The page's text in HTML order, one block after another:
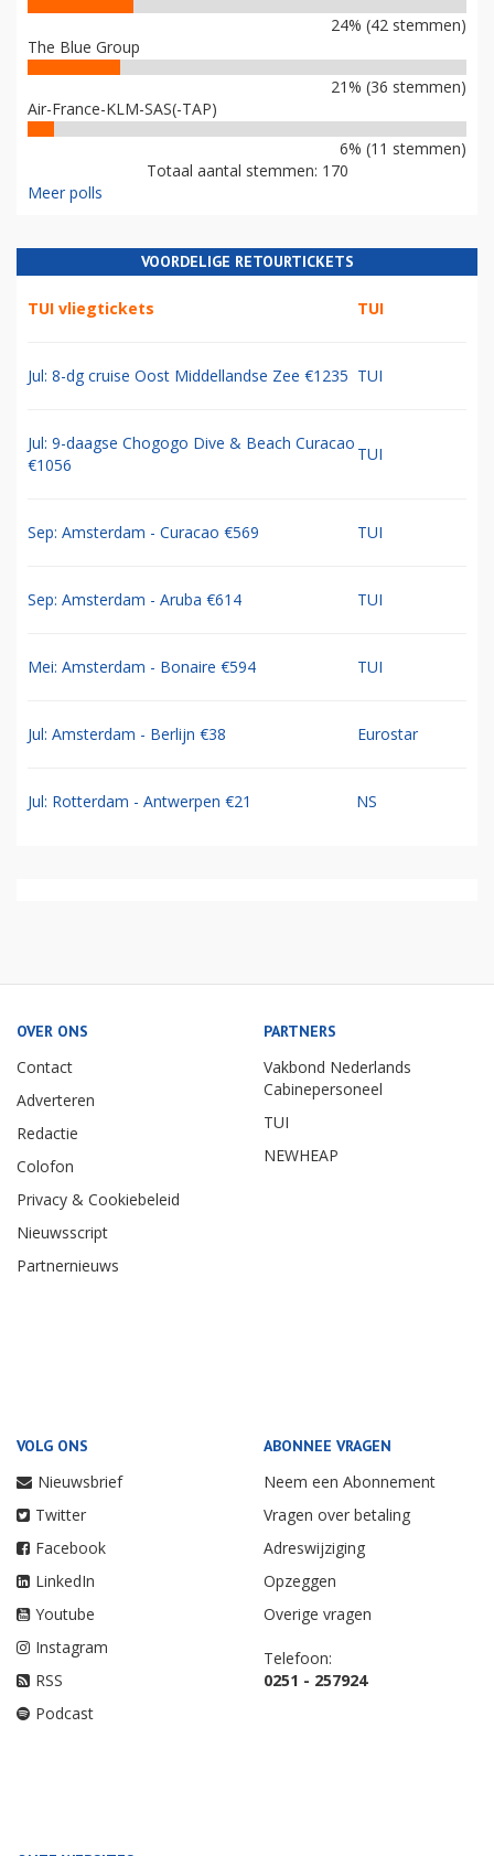
24% (42 stemmen)
The Blue Group
21% (36 stemmen)
Air-France-KLM-SAS(-TAP)
6% (11 stemmen)
Totaal aantal stemmen: 170
Meer polls
VOORDELIGE RETOURTICKETS
TUI vliegtickets TUI
Jul: 8-dg cruise Oost Middellandse Zee €1235 TUI
Jul: 9-daagse Chogogo Dive & Beach Curacao
€1056
TUI
Sep: Amsterdam - Curacao €569 TUI
Sep: Amsterdam - Aruba €614 TUI
Mei: Amsterdam - Bonaire €594 TUI
Jul: Amsterdam - Berlijn €38 Eurostar
Jul: Rotterdam - Antwerpen €21 NS
OVER ONS
Contact
Adverteren
Redactie
Colofon
Privacy & Cookiebeleid
Nieuwsscript
Partnernieuws
PARTNERS
Vakbond Nederlands
Cabinepersoneel
TUI
NEWHEAP
VOLG ONS
Nieuwsbrief
Twitter
Facebook
LinkedIn
Youtube
Instagram
RSS
Podcast
ABONNEE VRAGEN
Neem een Abonnement
Vragen over betaling
Adreswijziging
Opzeggen
Overige vragen
Telefoon:
0251 - 257924